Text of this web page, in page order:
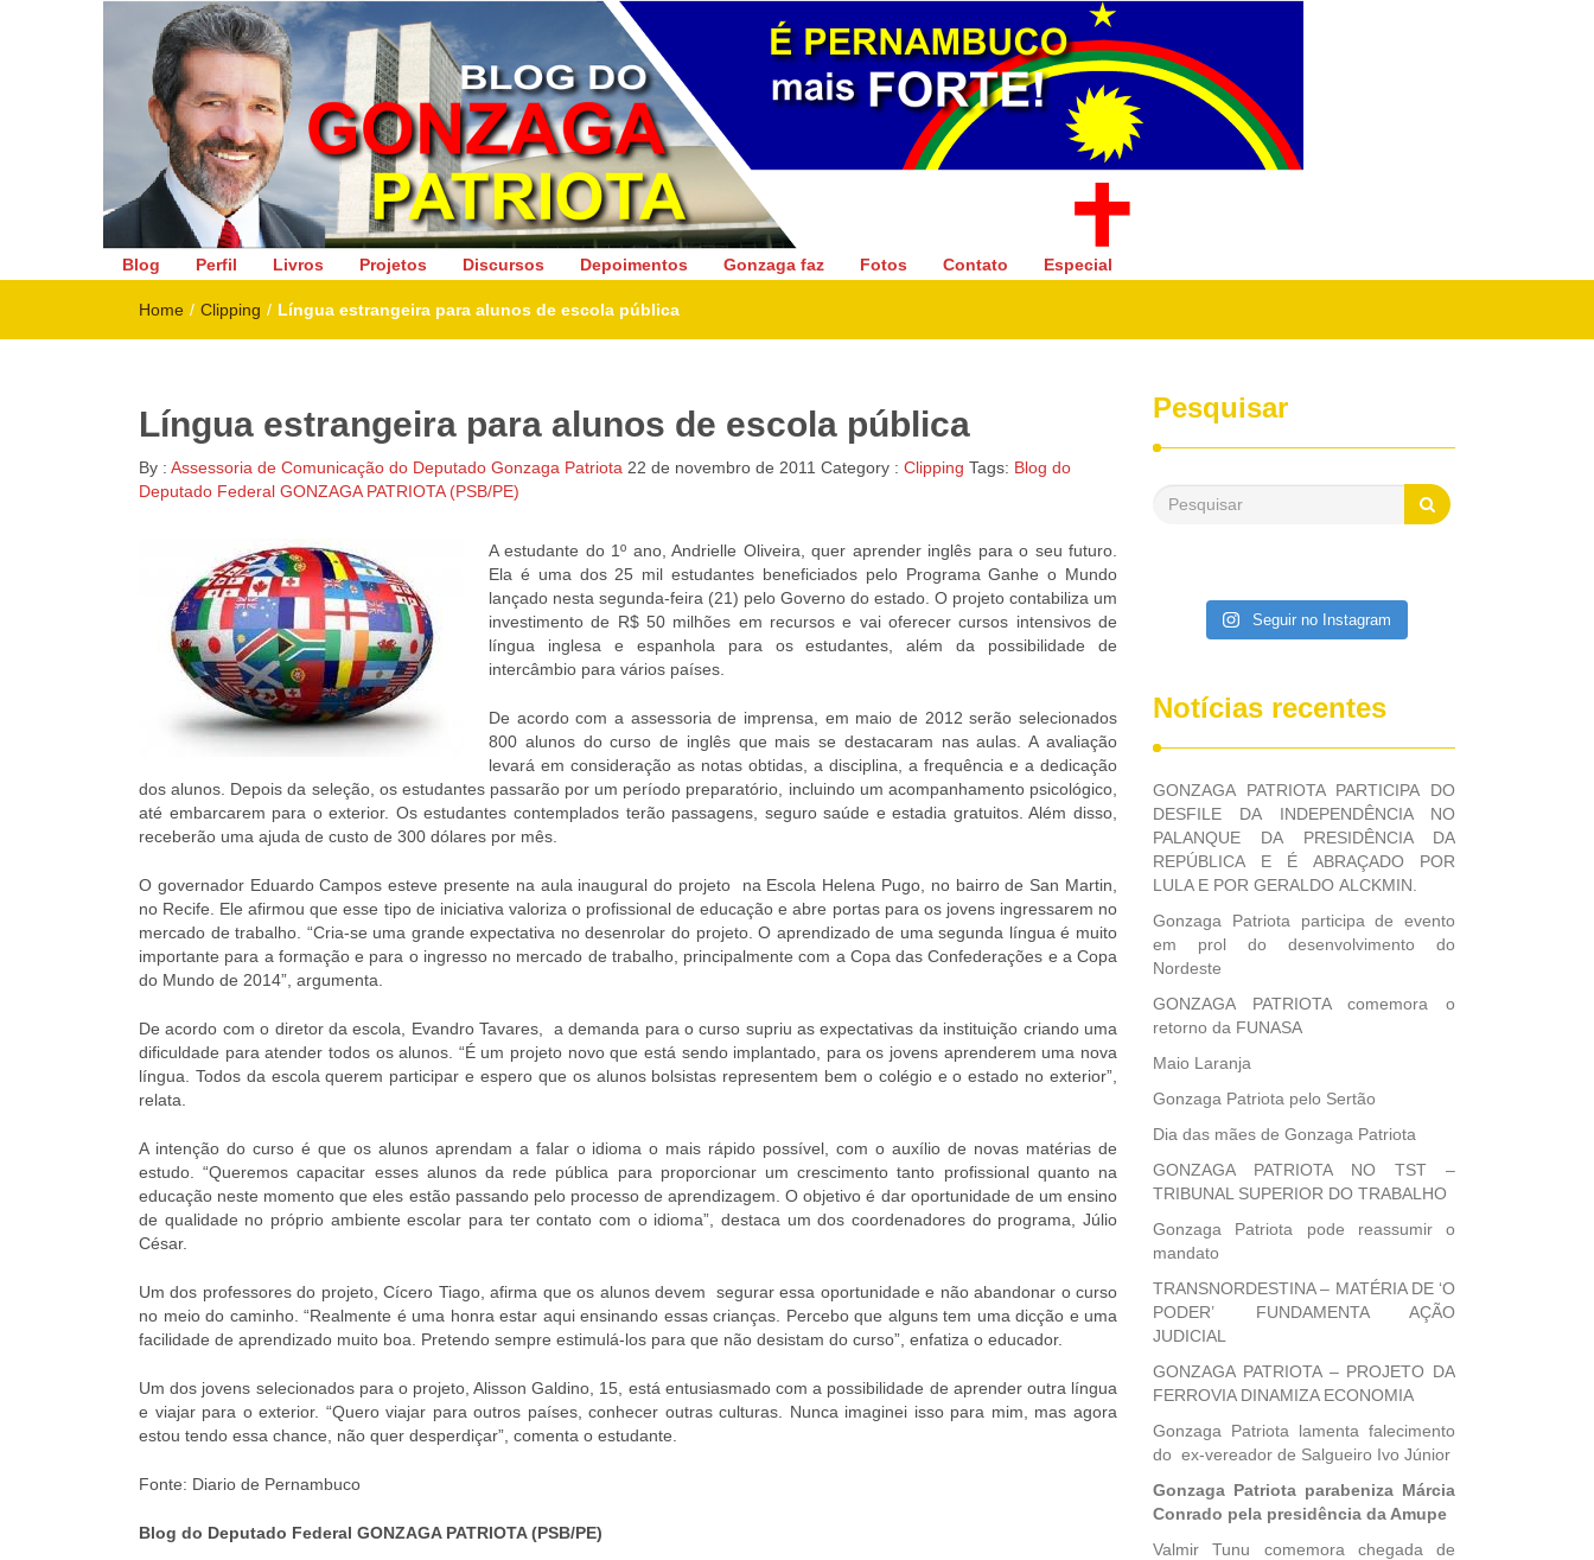
Gonzaga Patriota
Deputado Federal
Blog Perfil Livros Projetos Discursos Depoimentos Gonzaga faz Fotos Contato Especial
Home / Clipping / Língua estrangeira para alunos de escola pública
Língua estrangeira para alunos de escola pública
By : Assessoria de Comunicação do Deputado Gonzaga Patriota 22 de novembro de 2011 Category : Clipping Tags: Blog do
Deputado Federal GONZAGA PATRIOTA (PSB/PE)
A estudante do 1º ano, Andrielle Oliveira, quer aprender inglês para o seu futuro.
Ela é uma dos 25 mil estudantes beneficiados pelo Programa Ganhe o Mundo
lançado nesta segunda-feira (21) pelo Governo do estado. O projeto contabiliza um
investimento de R$ 50 milhões em recursos e vai oferecer cursos intensivos de
língua inglesa e espanhola para os estudantes, além da possibilidade de
intercâmbio para vários países.
De acordo com a assessoria de imprensa, em maio de 2012 serão selecionados
800 alunos do curso de inglês que mais se destacaram nas aulas. A avaliação
levará em consideração as notas obtidas, a disciplina, a frequência e a dedicação
dos alunos. Depois da seleção, os estudantes passarão por um período preparatório, incluindo um acompanhamento psicológico,
até embarcarem para o exterior. Os estudantes contemplados terão passagens, seguro saúde e estadia gratuitos. Além disso,
receberão uma ajuda de custo de 300 dólares por mês.
O governador Eduardo Campos esteve presente na aula inaugural do projeto na Escola Helena Pugo, no bairro de San Martin,
no Recife. Ele afirmou que esse tipo de iniciativa valoriza o profissional de educação e abre portas para os jovens ingressarem no
mercado de trabalho. “Cria-se uma grande expectativa no desenrolar do projeto. O aprendizado de uma segunda língua é muito
importante para a formação e para o ingresso no mercado de trabalho, principalmente com a Copa das Confederações e a Copa
do Mundo de 2014”, argumenta.
De acordo com o diretor da escola, Evandro Tavares, a demanda para o curso supriu as expectativas da instituição criando uma
dificuldade para atender todos os alunos. “É um projeto novo que está sendo implantado, para os jovens aprenderem uma nova
língua. Todos da escola querem participar e espero que os alunos bolsistas representem bem o colégio e o estado no exterior”,
relata.
A intenção do curso é que os alunos aprendam a falar o idioma o mais rápido possível, com o auxílio de novas matérias de
estudo. “Queremos capacitar esses alunos da rede pública para proporcionar um crescimento tanto profissional quanto na
educação neste momento que eles estão passando pelo processo de aprendizagem. O objetivo é dar oportunidade de um ensino
de qualidade no próprio ambiente escolar para ter contato com o idioma”, destaca um dos coordenadores do programa, Júlio
César.
Um dos professores do projeto, Cícero Tiago, afirma que os alunos devem segurar essa oportunidade e não abandonar o curso
no meio do caminho. “Realmente é uma honra estar aqui ensinando essas crianças. Percebo que alguns tem uma dicção e uma
facilidade de aprendizado muito boa. Pretendo sempre estimulá-los para que não desistam do curso”, enfatiza o educador.
Um dos jovens selecionados para o projeto, Alisson Galdino, 15, está entusiasmado com a possibilidade de aprender outra língua
e viajar para o exterior. “Quero viajar para outros países, conhecer outras culturas. Nunca imaginei isso para mim, mas agora
estou tendo essa chance, não quer desperdiçar”, comenta o estudante.
Fonte: Diario de Pernambuco
Blog do Deputado Federal GONZAGA PATRIOTA (PSB/PE)
Pesquisar
Seguir no Instagram
Notícias recentes
GONZAGA PATRIOTA PARTICIPA DO
DESFILE DA INDEPENDÊNCIA NO
PALANQUE DA PRESIDÊNCIA DA
REPÚBLICA E É ABRAÇADO POR
LULA E POR GERALDO ALCKMIN.
Gonzaga Patriota participa de evento
em prol do desenvolvimento do
Nordeste
GONZAGA PATRIOTA comemora o
retorno da FUNASA
Maio Laranja
Gonzaga Patriota pelo Sertão
Dia das mães de Gonzaga Patriota
GONZAGA PATRIOTA NO TST –
TRIBUNAL SUPERIOR DO TRABALHO
Gonzaga Patriota pode reassumir o
mandato
TRANSNORDESTINA – MATÉRIA DE ‘O
PODER’ FUNDAMENTA AÇÃO
JUDICIAL
GONZAGA PATRIOTA – PROJETO DA
FERROVIA DINAMIZA ECONOMIA
Gonzaga Patriota lamenta falecimento
do ex-vereador de Salgueiro Ivo Júnior
Gonzaga Patriota parabeniza Márcia
Conrado pela presidência da Amupe
Valmir Tunu comemora chegada de